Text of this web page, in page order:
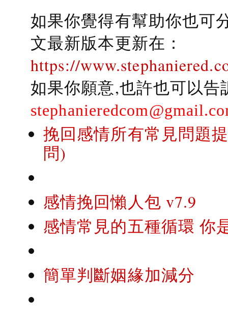
如果你覺得有幫助你也可
文最新版本更新在：
https://
如果你願意,也許也可以
挽回感情所有常見問題
問)
感情挽回懶人包 v7.9
感情常見的五種循環 你
簡單判斷姻緣加減分